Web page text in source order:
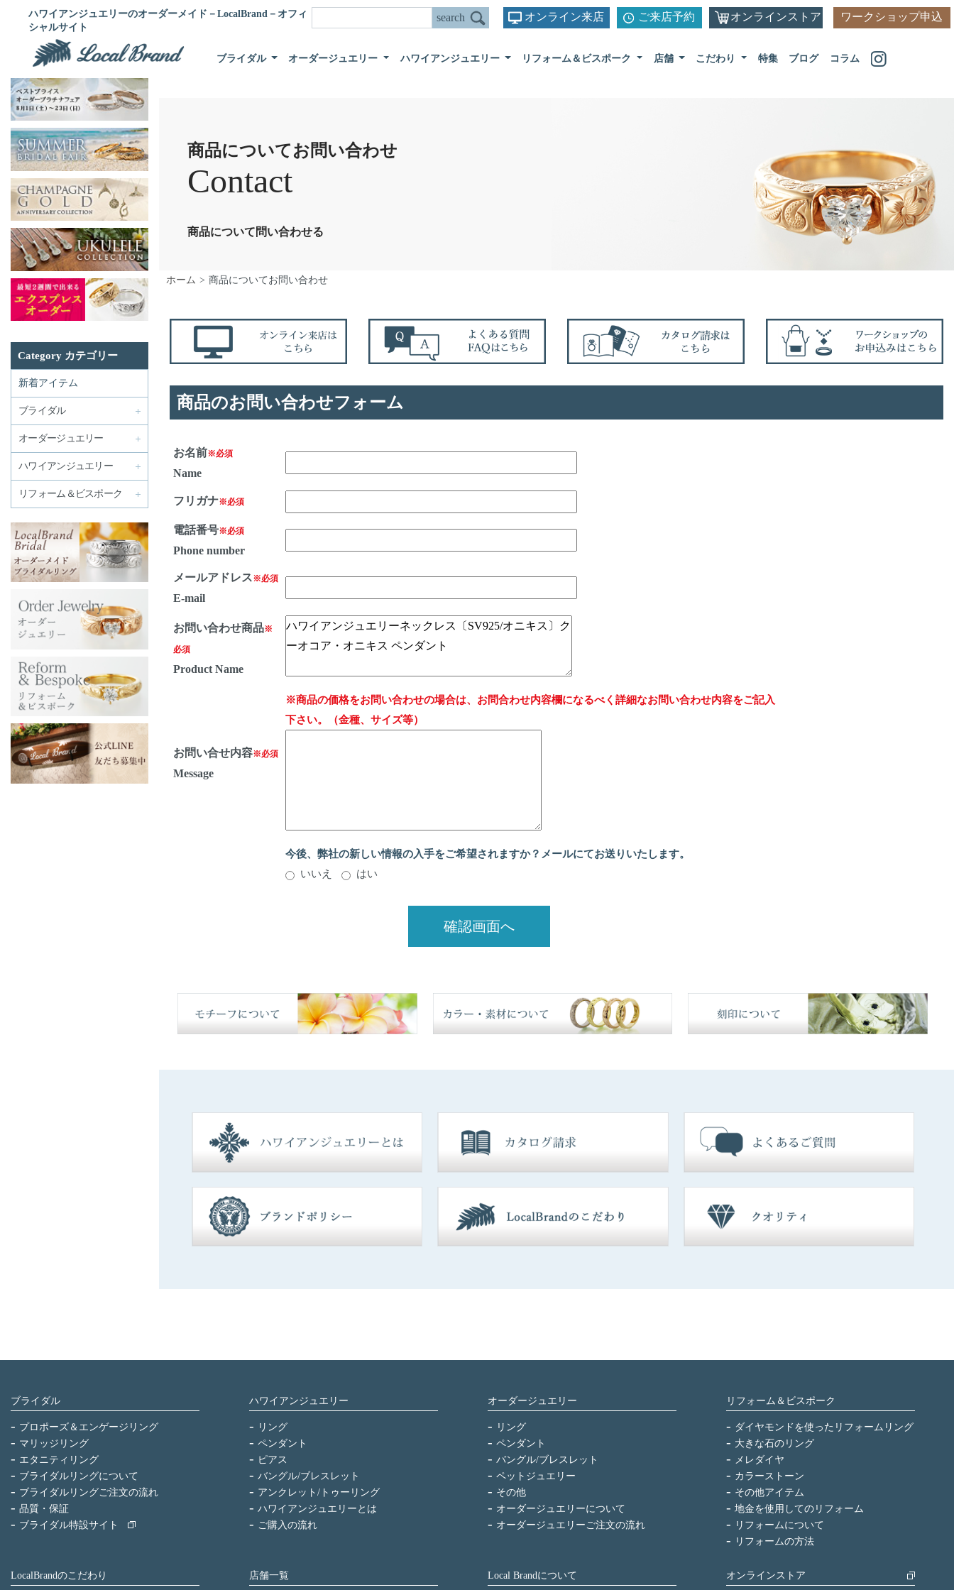
ハワイアンジュエリーのオーダーメイド－LocalBrand－オフィ
シャルサイト
オンライン来店 ご来店予約 オンラインストア ワークショップ申込
ブライダル オーダージュエリー ハワイアンジュエリー リフォーム＆ビスポーク 店舗 こだわり 特集 ブログ コラム
Category カテゴリー
新着アイテム
ブライダル
オーダージュエリー
ハワイアンジュエリー
リフォーム＆ビスポーク
商品についてお問い合わせ
Contact
商品について問い合わせる
ホーム 商品についてお問い合わせ
商品のお問い合わせフォーム
お名前※必須
Name
フリガナ※必須
電話番号※必須
Phone number
メールアドレス※必須
E-mail
お問い合わせ商品※
必須
Product Name
お問い合せ内容※必須
Message
※商品の価格をお問い合わせの場合は、お問合わせ内容欄になるべく詳細なお問い合わせ内容をご記入
下さい。（金種、サイズ等）
今後、弊社の新しい情報の入手をご希望されますか？メールにてお送りいたします。
いいえ
はい
確認画面へ
ブライダル
プロポーズ＆エンゲージリング
マリッジリング
エタニティリング
ブライダルリングについて
ブライダルリングご注文の流れ
品質・保証
ブライダル特設サイト
ハワイアンジュエリー
リング
ペンダント
ピアス
バングル/ブレスレット
アンクレット/トゥーリング
ハワイアンジュエリーとは
ご購入の流れ
オーダージュエリー
リング
ペンダント
バングル/ブレスレット
ペットジュエリー
その他
オーダージュエリーについて
オーダージュエリーご注文の流れ
リフォーム＆ビスポーク
ダイヤモンドを使ったリフォームリング
大きな石のリング
メレダイヤ
カラーストーン
その他アイテム
地金を使用してのリフォーム
リフォームについて
リフォームの方法
LocalBrandのこだわり 店舗一覧 Local Brandについて オンラインストア